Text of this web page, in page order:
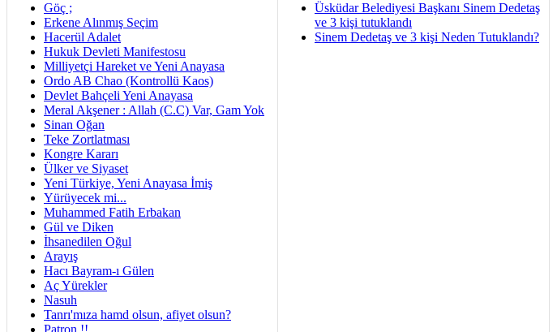
Göç ;
Erkene Alınmış Seçim
Hacerül Adalet
Hukuk Devleti Manifestosu
Milliyetçi Hareket ve Yeni Anayasa
Ordo AB Chao (Kontrollü Kaos)
Devlet Bahçeli Yeni Anayasa
Meral Akşener : Allah (C.C) Var, Gam Yok
Sinan Oğan
Teke Zortlatması
Kongre Kararı
Ülker ve Siyaset
Yeni Türkiye, Yeni Anayasa İmiş
Yürüyecek mi...
Muhammed Fatih Erbakan
Gül ve Diken
İhsanedilen Oğul
Arayış
Hacı Bayram-ı Gülen
Aç Yürekler
Nasuh
Tanrı'mıza hamd olsun, afiyet olsun?
Patron !!
Üsküdar Belediyesi Başkanı Sinem Dedetaş
ve 3 kişi tutuklandı
Sinem Dedetaş ve 3 kişi Neden Tutuklandı?